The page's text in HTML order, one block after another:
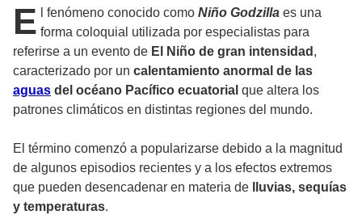
E l fenómeno conocido como Niño Godzilla es una
forma coloquial utilizada por especialistas para
referirse a un evento de El Niño de gran intensidad ,
caracterizado por un calentamiento anormal de las
aguas del océano Pacífico ecuatorial que altera los
patrones climáticos en distintas regiones del mundo.
El término comenzó a popularizarse debido a la magnitud
de algunos episodios recientes y a los efectos extremos
que pueden desencadenar en materia de
lluvias, sequías
y temperaturas.